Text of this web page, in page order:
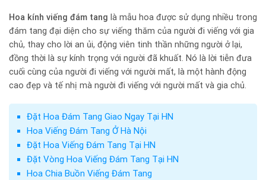
Hoa kính viếng đám tang là mẫu hoa được sử dụng nhiều trong
đám tang đại diện cho sự viếng thăm của người đi viếng với gia
chủ, thay cho lời an ủi, động viên tinh thần những người ở lại,
đồng thời là sự kính trọng với người đã khuất. Nó là lời tiễn đưa
cuối cùng của người đi viếng với người mất, là một hành động
cao đẹp và tế nhị mà người đi viếng với người mất và gia chủ.
Đặt Hoa Đám Tang Giao Ngay Tại HN
Hoa Viếng Đám Tang Ở Hà Nội
Đặt Hoa Viếng Đám Tang Tại HN
Đặt Vòng Hoa Viếng Đám Tang Tại HN
Hoa Chia Buồn Viếng Đám Tang